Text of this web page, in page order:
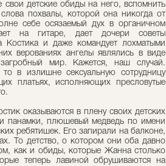
свои детские обиды на него, вспомнить
похвалы, которой она никогда от
себе осязаемый дух в органичном
на гитаре, дает дочери советы
Костика и даже командует лохматыми
верованиях ангелы являлись в виде
мир. Кажется, наш случай.
в излишне сексуальную сотрудницу
платьях, исполняющих пресловутые
оказываются в плену своих детских
панамки, плюшевый медведь по имени
ребятишек. Его запирали на балконе,
То детство, о котором они оба давно
как и обиды, которые Жанна столько
теперь лавиной обрушиваются на